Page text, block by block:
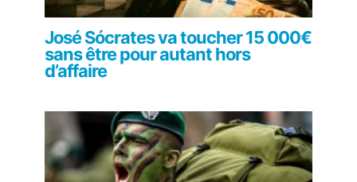
José Sócrates va toucher 15 000€
sans être pour autant hors
d’affaire